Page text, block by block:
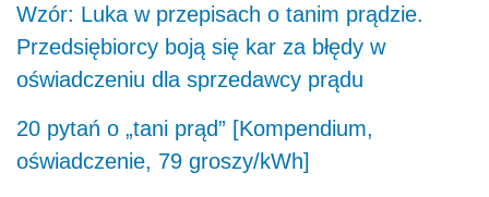
Wzór: Luka w przepisach o tanim prądzie.
Przedsiębiorcy boją się kar za błędy w
oświadczeniu dla sprzedawcy prądu
20 pytań o „tani prąd” [Kompendium,
oświadczenie, 79 groszy/kWh]